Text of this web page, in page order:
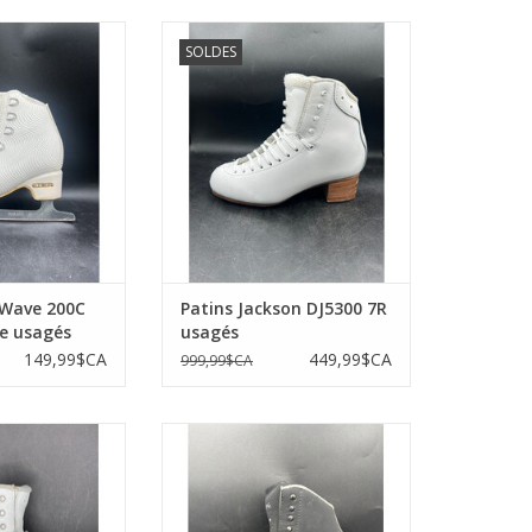
200C lames
PANIER
200C
usagés
149,99$CA
SOLDES
Patins Jackson DJ5300 7R usagés
AJOUTER AU PANIER
Patins Jackson DJ5300 7R
usagés
999,99$CA 449,99$CA
usagés
PANIER
AJOUTER AU PANIER